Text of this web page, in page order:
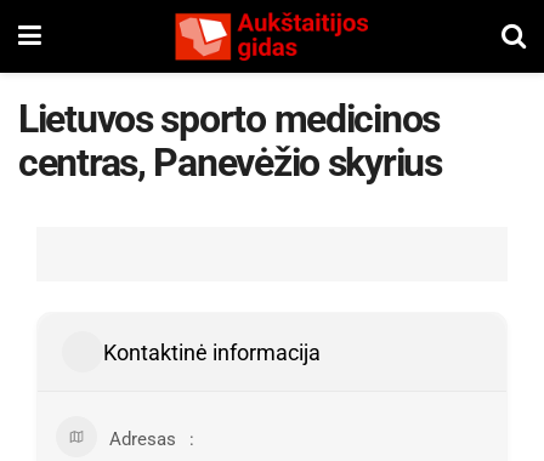
Lietuvos sporto medicinos
centras, Panevėžio skyrius
Kontaktinė informacija
Adresas